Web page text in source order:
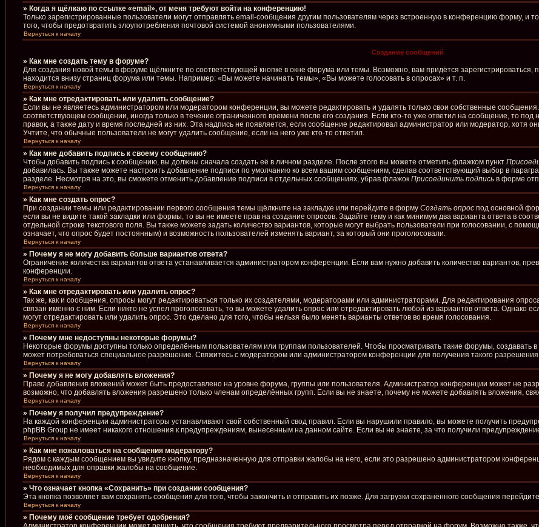
» Когда я щёлкаю по ссылке «email», от меня требуют войти на конференцию!
Только зарегистрированные пользователи могут отправлять email-сообщения другим пользователям через встроенную в конференцию форму, и
того, чтобы предотвратить злоупотребления почтовой системой анонимными пользователями.
Вернуться к началу
Создание сообщений
» Как мне создать тему в форуме?
Для создания новой темы в форуме щёлкните по соответствующей кнопке в окне форума или темы. Возможно, вам придётся
находится внизу страниц форума или темы. Например: «Вы можете начинать темы», «Вы можете голосовать в опросах» и т. п.
Вернуться к началу
» Как мне отредактировать или удалить сообщение?
Если вы не являетесь администратором или модератором конференции, вы можете редактировать и удалять только свои собственные
соответствующем сообщении, иногда только в течение ограниченного времени после его создания. Если кто-то уже ответил на сообщение, то
правок, а также дату и время последней из них. Эта надпись не появляется, если сообщение редактировал администратор или модератор, хотя
Учтите, что обычные пользователи не могут удалить сообщение, если на него уже кто-то ответил.
Вернуться к началу
» Как мне добавить подпись к своему сообщению?
Чтобы добавить подпись к сообщению, вы должны сначала создать её в личном разделе. После этого вы можете отметить флажком пункт
добавилась. Вы также можете настроить добавление подписи по умолчанию ко всем вашим сообщениям, сделав соответствующий выбор в
разделе. Несмотря на это, вы сможете отменить добавление подписи в отдельных сообщениях, убрав флажок Присоединить подпись в форме
Вернуться к началу
» Как мне создать опрос?
При создании темы или редактировании первого сообщения темы щёлкните на закладке или перейдите в форму Создать опрос под основной
если вы не видите такой закладки или формы, то вы не имеете прав на создание опросов. Задайте тему и как минимум два варианта ответа в
отдельной строке текстового поля. Вы также можете задать количество вариантов, которые могут выбрать пользователи при голосовании, с
означает, что опрос будет постоянным) и возможность пользователей изменять вариант, за который они проголосовали.
Вернуться к началу
» Почему я не могу добавить больше вариантов ответа?
Ограничение количества вариантов ответа устанавливается администратором конференции. Если вам нужно добавить количество вариантов,
конференции.
Вернуться к началу
» Как мне отредактировать или удалить опрос?
Так же, как и сообщения, опросы могут редактироваться только их создателями, модераторами или администраторами. Для редактирования
связан именно с ним. Если никто не успел проголосовать, то вы можете удалить опрос или отредактировать любой из вариантов ответа. Однако
могут отредактировать или удалить опрос. Это сделано для того, чтобы нельзя было менять варианты ответов во время голосования.
Вернуться к началу
» Почему мне недоступны некоторые форумы?
Некоторые форумы доступны только определённым пользователям или группам пользователей. Чтобы просматривать такие форумы, создавать
может потребоваться специальное разрешение. Свяжитесь с модератором или администратором конференции для получения такого
Вернуться к началу
» Почему я не могу добавлять вложения?
Право добавления вложений может быть предоставлено на уровне форума, группы или пользователя. Администратор конференции может не
возможно, что добавлять вложения разрешено только членам определённых групп. Если вы не знаете, почему не можете добавлять вложения,
Вернуться к началу
» Почему я получил предупреждение?
На каждой конференции администраторы устанавливают свой собственный свод правил. Если вы нарушили правило, вы можете получить
phpBB Group не имеет никакого отношения к предупреждениям, вынесенным на данном сайте. Если вы не знаете, за что получили
Вернуться к началу
» Как мне пожаловаться на сообщения модератору?
Рядом с каждым сообщением вы увидите кнопку, предназначенную для отправки жалобы на него, если это разрешено администратором
необходимых для оправки жалобы на сообщение.
Вернуться к началу
» Что означает кнопка «Сохранить» при создании сообщения?
Эта кнопка позволяет вам сохранять сообщения для того, чтобы закончить и отправить их позже. Для загрузки сохранённого сообщения
Вернуться к началу
» Почему моё сообщение требует одобрения?